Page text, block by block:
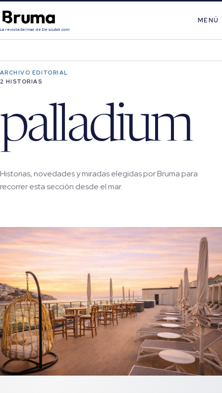
La revista del mar de Descubrir.com
MENÚ
ARCHIVO EDITORIAL
2 HISTORIAS
palladium
Historias, novedades y miradas elegidas por Bruma para
recorrer esta sección desde el mar.